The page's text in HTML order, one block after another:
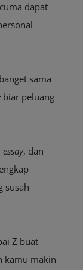
dapat
sama
biar peluang
essay, dan
susah
Z buat
kamu makin